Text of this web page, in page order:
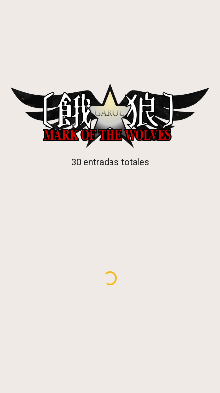
30 entradas totales